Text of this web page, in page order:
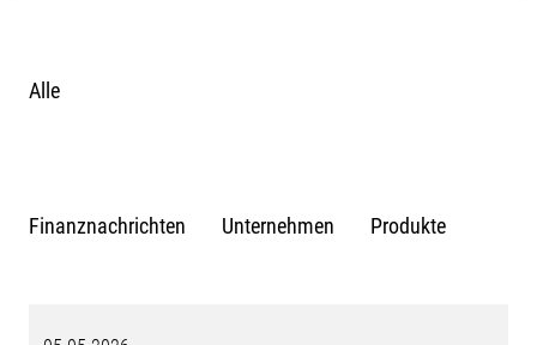
Alle
Finanznachrichten Unternehmen Produkte